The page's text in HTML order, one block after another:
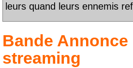
leurs quand leurs ennemis
Bande Annonce
streaming